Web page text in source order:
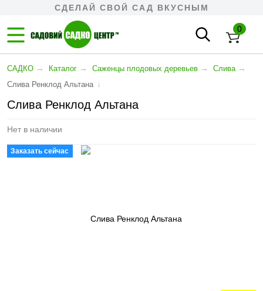
СДЕЛАЙ СВОЙ САД ВКУСНЫМ
0
САДКО → Каталог → Cаженцы плодовых деревьев → Слива →
Слива Ренклод Альтана ↓
Слива Ренклод Альтана
Нет в наличии
Заказать сейчас